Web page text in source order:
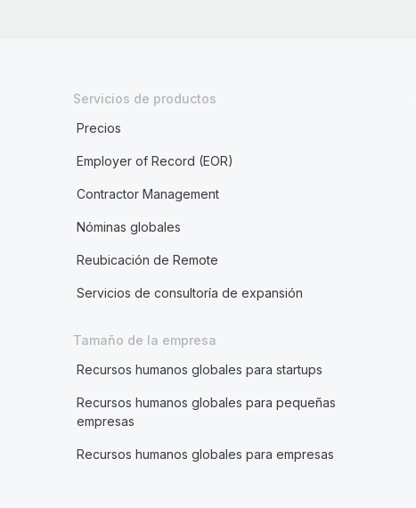
Servicios de productos
Precios
Employer of Record (EOR)
Contractor Management
Nóminas globales
Reubicación de Remote
Servicios de consultoría de expansión
Tamaño de la empresa
Recursos humanos globales para startups
Recursos humanos globales para pequeñas
empresas
Recursos humanos globales para empresas